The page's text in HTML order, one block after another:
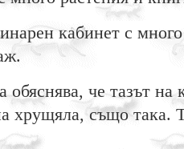
кабинет с
обяснява, че тазът на
хрущяла, също така.